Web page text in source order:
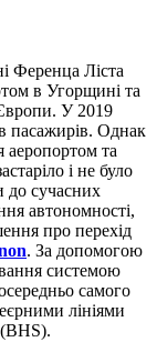
Ференца Ліста
в Угорщині та
У 2019
пасажирів. Однак
аеропортом та
і не було
до сучасних
автономності,
про перехід
. За допомогою
системою
самого
лініями